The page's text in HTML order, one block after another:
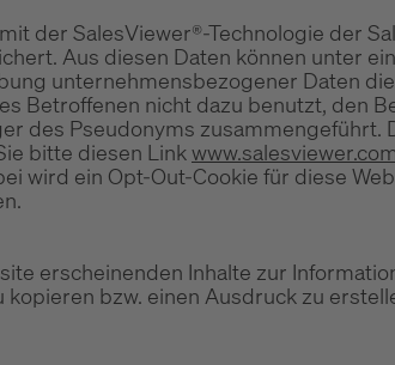
der SalesViewer®-Technologie der
Aus diesen Daten können unter
unternehmensbezogener Daten
Betroffenen nicht dazu benutzt, den
des Pseudonyms
bitte diesen Link
wird ein Opt-Out-Cookie für diese
erscheinenden Inhalte zur
bzw. einen Ausdruck zu